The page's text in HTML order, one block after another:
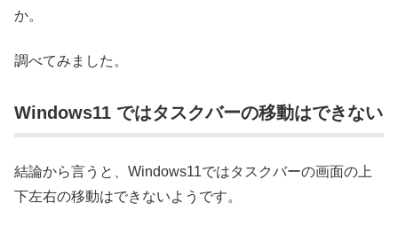
か。
調べてみました。
Windows11 ではタスクバーの移動はできない
結論から言うと、Windows11ではタスクバーの画面の上
下左右の移動はできないようです。